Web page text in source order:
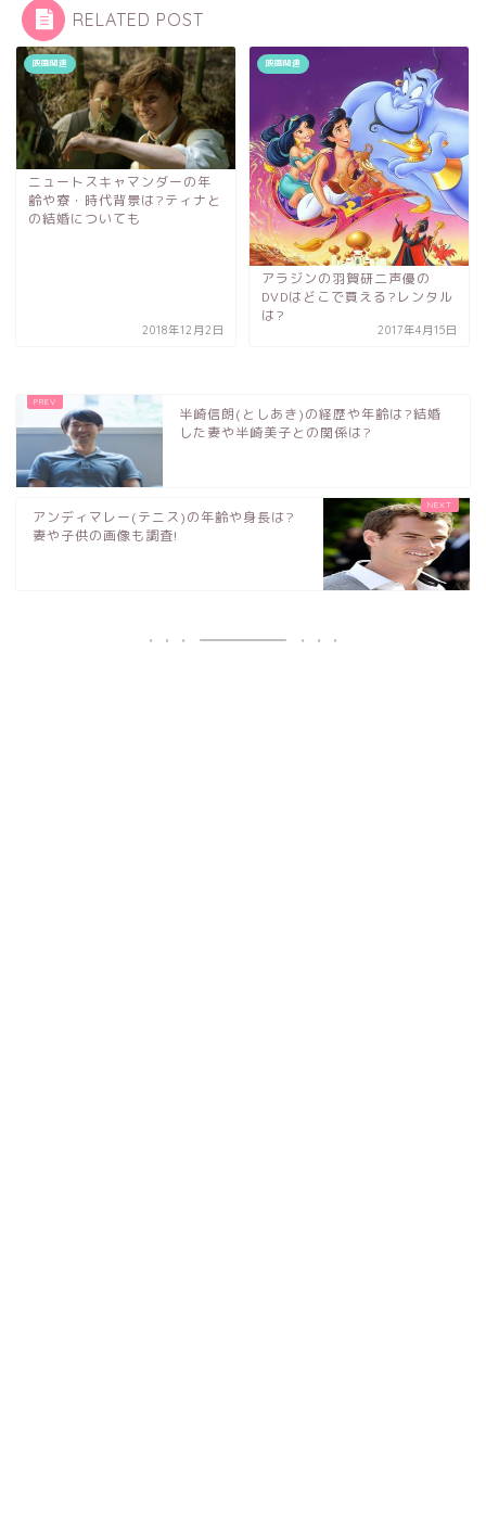
RELATED POST
映画関連
ニュートスキャマンダーの年
齢や寮・時代背景は?ティナと
の結婚についても
2018年12月2日
映画関連
アラジンの羽賀研二声優の
DVDはどこで買える?レンタル
は?
2017年4月15日
半崎信朗(としあき)の経歴や年齢は?結婚
した妻や半崎美子との関係は?
アンディマレー(テニス)の年齢や身長は?
妻や子供の画像も調査!